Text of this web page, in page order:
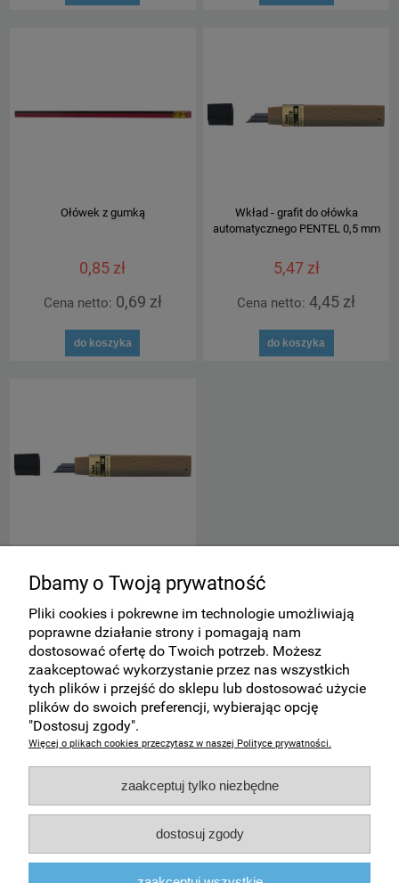
Ołówek z gumką
0,85 zł
Cena netto: 0,69 zł
do koszyka
Wkład - grafit do ołówka
automatycznego PENTEL 0,5 mm
5,47 zł
Cena netto:4,45 zł
do koszyka
automatycznego PENTEL 0,7 mm
5,47 zł
Cena netto:4,45 zł
do koszyka
Pomoc
Moje konto
Dbamy o Twoją prywatność
Pliki cookies i pokrewne im technologie umożliwiają
poprawne działanie strony i pomagają nam
dostosować ofertę do Twoich potrzeb. Możesz
zaakceptować wykorzystanie przez nas wszystkich
tych plików i przejść do sklepu lub dostosować użycie
plików do swoich preferencji, wybierając opcję
"Dostosuj zgody".
Więcej o plikach cookies przeczytasz w naszej Polityce prywatności.
zaakceptuj tylko niezbędne
dostosuj zgody